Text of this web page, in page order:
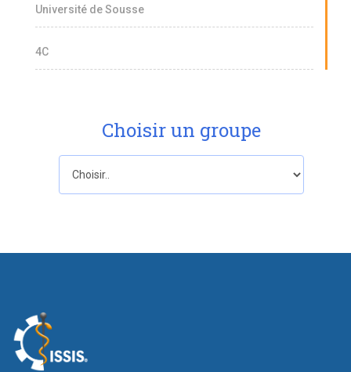
Université de Sousse
4C
Choisir un groupe